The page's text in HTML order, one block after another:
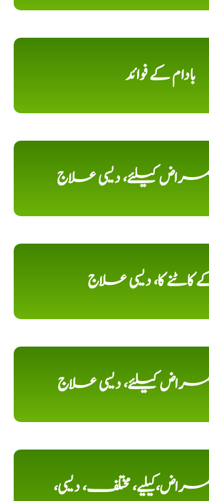
بادام کے فوائد
کیلئے، دیسی علاج
کاٹنے کا، دیسی علاج
کیلئے، دیسی علاج
مختلف، دیسی،